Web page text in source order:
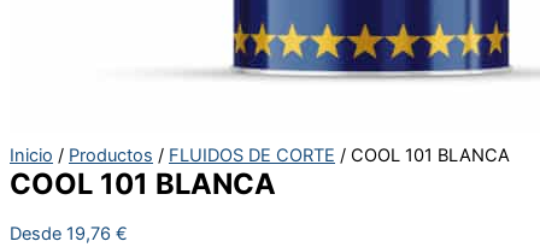
Inicio / Productos / FLUIDOS DE CORTE / COOL 101 BLANCA
COOL 101 BLANCA
Desde 19,76 €